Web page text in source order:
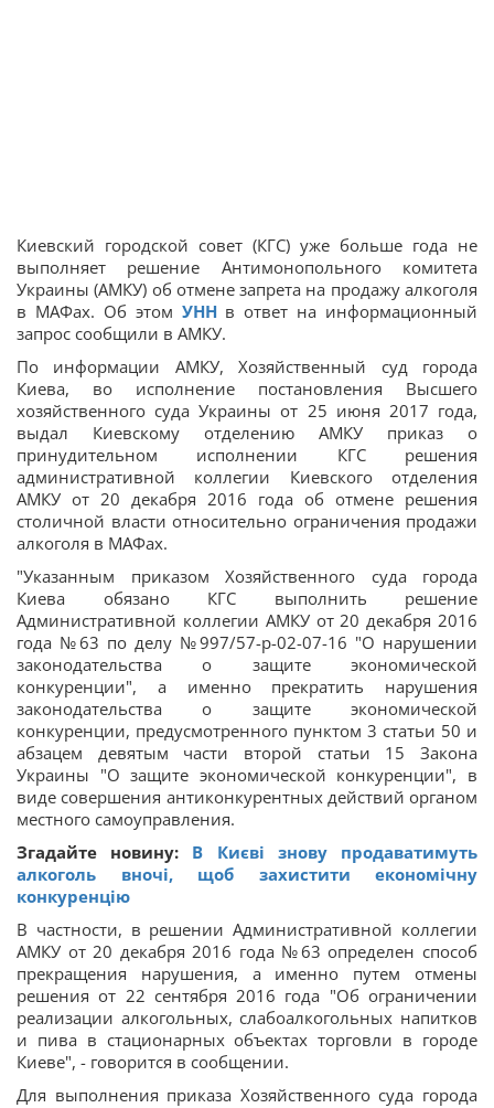
Киевский городской совет (КГС) уже больше года не
выполняет решение Антимонопольного комитета
Украины (АМКУ) об отмене запрета на продажу алкоголя
в МАФах. Об этом УННв ответ на информационный
запрос сообщили в АМКУ.
По информации АМКУ, Хозяйственный суд города
Киева, во исполнение постановления Высшего
хозяйственного суда Украины от 25 июня 2017 года,
выдал Киевскому отделению АМКУ приказ о
принудительном исполнении КГС решения
административной коллегии Киевского отделения
АМКУ от 20 декабря 2016 года об отмене решения
столичной власти относительно ограничения продажи
алкоголя в МАФах.
"Указанным приказом Хозяйственного суда города
Киева обязано КГС выполнить решение
Административной коллегии АМКУ от 20 декабря 2016
года №63 по делу №997/57-p-02-07-16 "О нарушении
законодательства о защите экономической
конкуренции", а именно прекратить нарушения
законодательства о защите экономической
конкуренции, предусмотренного пунктом 3 статьи 50 и
абзацем девятым части второй статьи 15 Закона
Украины "О защите экономической конкуренции", в
виде совершения антиконкурентных действий органом
местного самоуправления.
Згадайте новину: В Києві знову продaвaтимуть
aлкоголь вночі, щоб захистити економічну
конкуренцію
В частности, в решении Административной коллегии
АМКУ от 20 декабря 2016 года №63 определен способ
прекращения нарушения, а именно путем отмены
решения от 22 сентября 2016 года "Об ограничении
реализации алкогольных, слабоалкогольных напитков
и пива в стационарных объектах торговли в городе
Киеве", - говорится в сообщении.
Для выполнения приказа Хозяйственного суда города